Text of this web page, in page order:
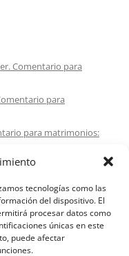
tecnologías como las
del dispositivo. El
procesar datos como
únicas en este
puede afectar
Comentario para
para
para matrimonios:
para Matrimonios:
o hacer? Comentario para